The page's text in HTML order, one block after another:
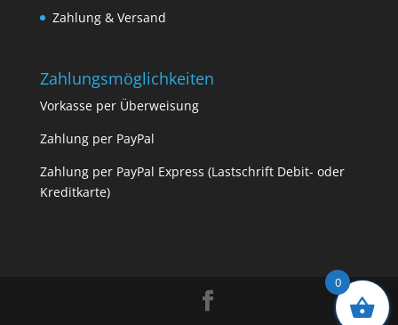
Zahlung & Versand
Zahlungsmöglichkeiten
Vorkasse per Überweisung
Zahlung per PayPal
Zahlung per PayPal Express (Lastschrift Debit- oder
Kreditkarte)
0